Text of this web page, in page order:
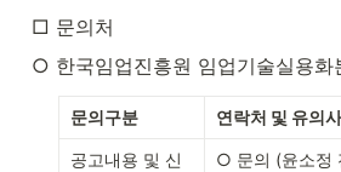
□ 문의처
○ 한국임업진흥원 임업기술실용화
문의구분 연락처 및 유의
공고내용 및 신
○ 문의 (윤소정